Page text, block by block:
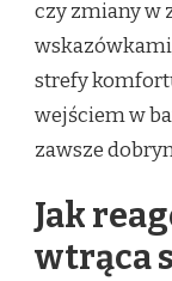
czy zmiany w
strefy
wejściem w
zawsze
Jak
wtrąca